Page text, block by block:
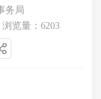
务局
浏览量： 6203